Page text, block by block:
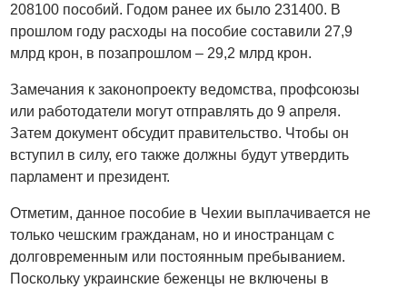
208100 пособий. Годом ранее их было 231400. В
прошлом году расходы на пособие составили 27,9
млрд крон, в позапрошлом – 29,2 млрд крон.
Замечания к законопроекту ведомства, профсоюзы
или работодатели могут отправлять до 9 апреля.
Затем документ обсудит правительство. Чтобы он
вступил в силу, его также должны будут утвердить
парламент и президент.
Отметим, данное пособие в Чехии выплачивается не
только чешским гражданам, но и иностранцам с
долговременным или постоянным пребыванием.
Поскольку украинские беженцы не включены в